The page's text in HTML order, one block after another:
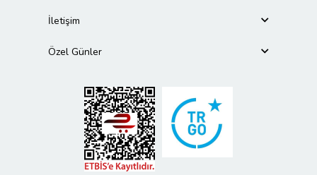
İletişim
Özel Günler